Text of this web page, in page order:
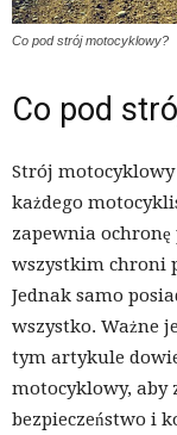
Co pod strój motocyklowy?
Co pod
Strój
każdego
zapewnia ochronę
wszystkim chroni
Jednak samo
wszystko. Ważne
tym artykule
motocyklowy, aby
bezpieczeństwo i